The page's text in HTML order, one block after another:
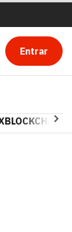
Entrar
BLOCKCHAIN